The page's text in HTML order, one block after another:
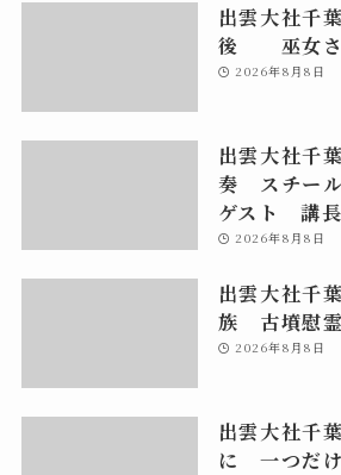
出雲大社千
後 巫女さ
2026年8月8日
出雲大社千
奏 スチー
ゲスト 講長
2026年8月8日
出雲大社千
族 古墳慰
2026年8月8日
出雲大社千
に 一つだけ